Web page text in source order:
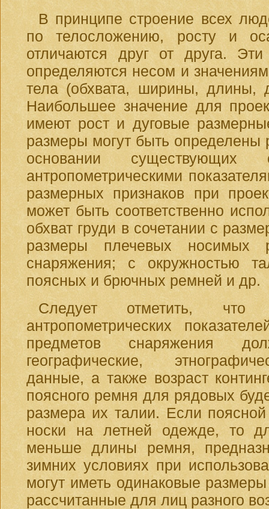
В принципе строение всех
по телосложению, росту и
отличаются друг от друга.
определяются несом и
тела (обхвата, ширины, длины,
Наибольшее значение для
имеют рост и дуговые
размеры могут быть определены
основании существующих
антропометрическими
размерных признаков при
может быть соответственно
обхват груди в сочетании с
размеры плечевых носимых
снаряжения; с окружностью
поясных и брючных ремней и др.
Следует отметить, что
антропометрических
предметов снаряжения
географические,
данные, а также возраст
поясного ремня для рядовых
размера их талии. Если
носки на летней одежде, то
меньше длины ремня,
зимних условиях при
могут иметь одинаковые
рассчитанные для лиц разного